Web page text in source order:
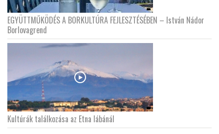
EGYÜTTMŰKÖDÉS A BORKULTÚRA FEJLESZTÉSÉBEN – István Nádor
Borlovagrend
Kultúrák találkozása az Etna lábánál